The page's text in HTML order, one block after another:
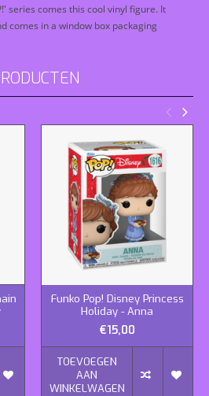
series comes this cool vinyl figure. It
comes in a window box packaging
Funko Pop! Disney Princess
Holiday - Anna
€15,00
TOEVOEGEN
AAN
WINKELWAGEN